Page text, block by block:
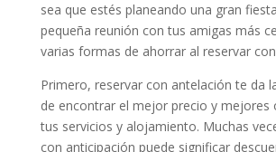
sea que estés planeando una gran
pequeña reunión con tus amigas más
varias formas de ahorrar al reservar
Primero, reservar con antelación te da
de encontrar el mejor precio y mejores
tus servicios y alojamiento. Muchas
con anticipación puede significar